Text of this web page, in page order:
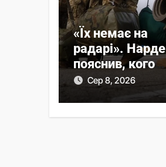
«Їх немає на
радарі».
пояснив, кого
насамперед
охопити
Сер 8, 2026